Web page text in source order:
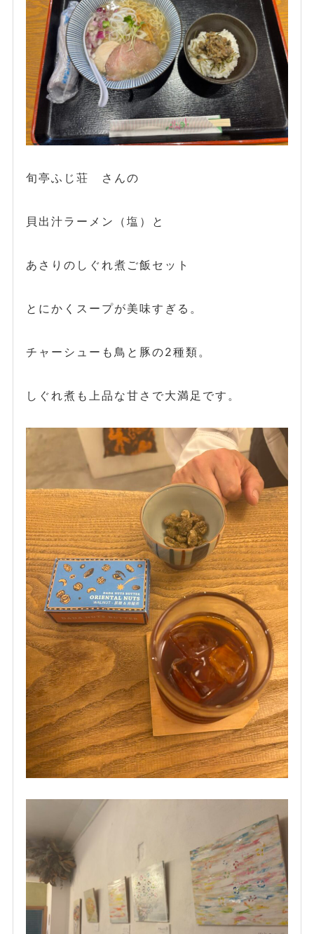
旬亭ふじ荘 さんの
貝出汁ラーメン（塩）と
あさりのしぐれ煮ご飯セット
とにかくスープが美味すぎる。
チャーシューも鳥と豚の2種類。
しぐれ煮も上品な甘さで大満足です。